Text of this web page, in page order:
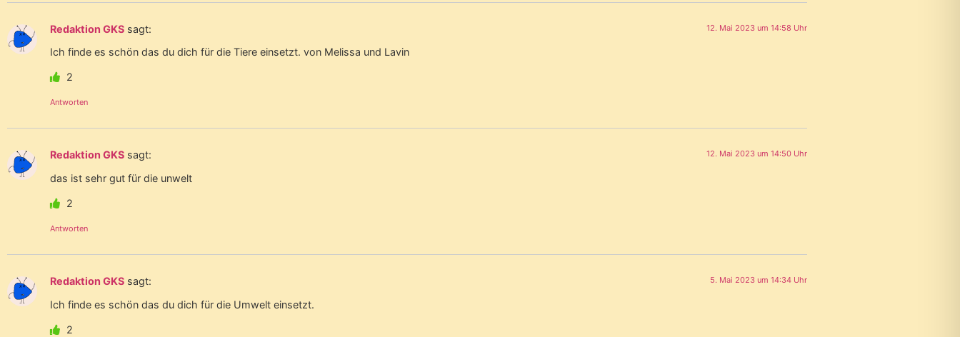
Redaktion GKS sagt: 12. Mai 2023 um 14:58 Uhr
Ich finde es schön das du dich für die Tiere einsetzt. von Melissa und Lavin
2
Antworten
Redaktion GKS sagt: 12. Mai 2023 um 14:50 Uhr
das ist sehr gut für die unwelt
2
Antworten
Redaktion GKS sagt: 5. Mai 2023 um 14:34 Uhr
Ich finde es schön das du dich für die Umwelt einsetzt.
2